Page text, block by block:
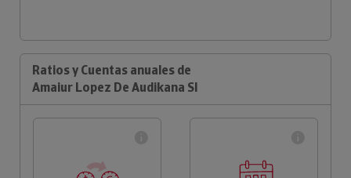
Ratios y Cuentas anuales de
Amaiur Lopez De Audikana Sl